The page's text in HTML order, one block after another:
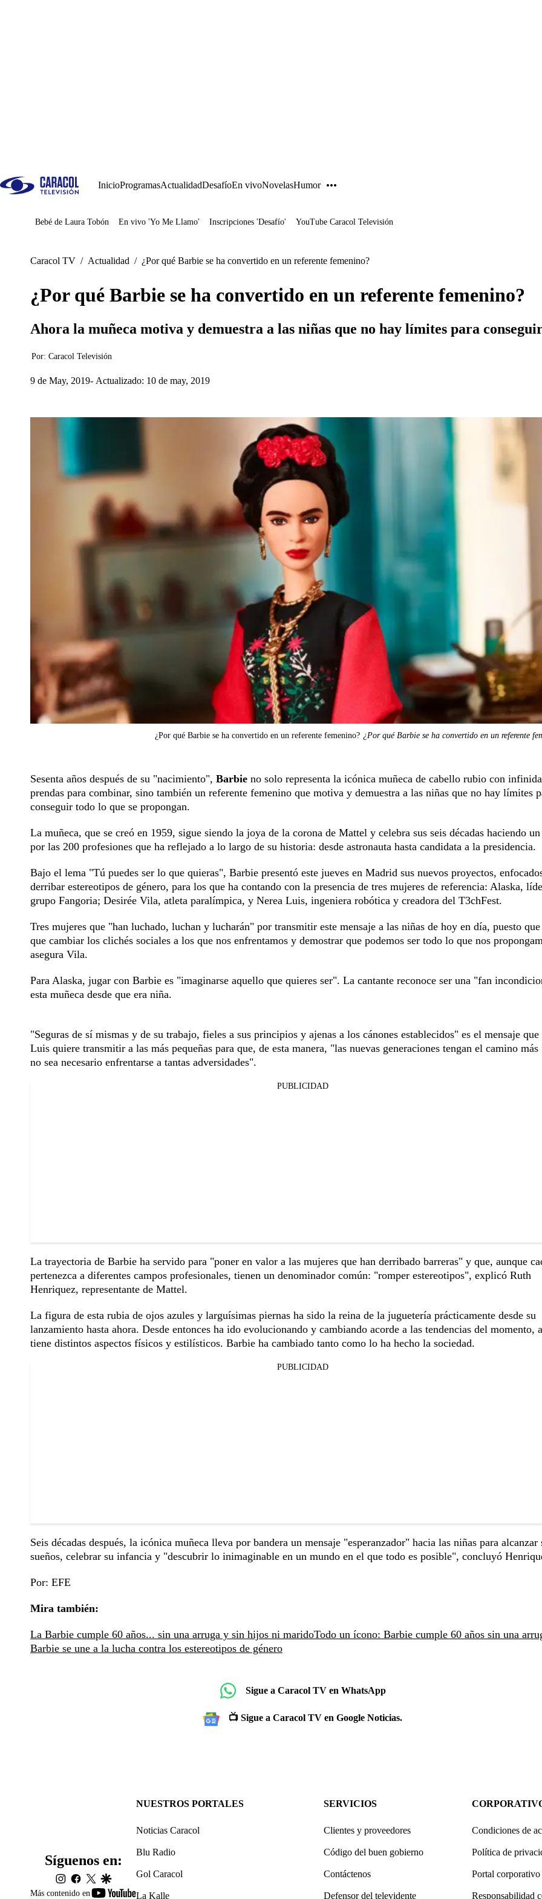
InicioProgramasActualidadDesafíoEn vivoNovelasHumor
Juegos
Bebé de Laura Tobón En vivo 'Yo Me Llamo' Inscripciones 'Desafío' YouTube Caracol Televisión
Caracol TV / Actualidad / ¿Por qué Barbie se ha convertido en un referente femenino?
¿Por qué Barbie se ha convertido en un referente femenino?
Ahora la muñeca motiva y demuestra a las niñas que no hay límites para
Por: Caracol Televisión
9 de May, 2019 Actualizado: 10 de may, 2019
¿Por qué Barbie se ha convertido en un referente femenino? ¿Por qué Barbie se ha convertido en un referente
Sesenta años después de su "nacimiento", Barbie no solo representa la icónica muñeca de cabello rubio con
prendas para combinar, sino también un referente femenino que motiva y demuestra a las niñas que no hay límites
conseguir todo lo que se propongan.
La muñeca, que se creó en 1959, sigue siendo la joya de la corona de Mattel y celebra sus seis décadas haciendo un
por las 200 profesiones que ha reflejado a lo largo de su historia: desde astronauta hasta candidata a la presidencia.
Bajo el lema "Tú puedes ser lo que quieras", Barbie presentó este jueves en Madrid sus nuevos proyectos,
derribar estereotipos de género, para los que ha contando con la presencia de tres mujeres de referencia: Alaska,
grupo Fangoria; Desirée Vila, atleta paralímpica, y Nerea Luis, ingeniera robótica y creadora del T3chFest.
Tres mujeres que "han luchado, luchan y lucharán" por transmitir este mensaje a las niñas de hoy en día, puesto
que cambiar los clichés sociales a los que nos enfrentamos y demostrar que podemos ser todo lo que nos
asegura Vila.
Para Alaska, jugar con Barbie es "imaginarse aquello que quieres ser". La cantante reconoce ser una "fan
esta muñeca desde que era niña.
"Seguras de sí mismas y de su trabajo, fieles a sus principios y ajenas a los cánones establecidos" es el mensaje que
Luis quiere transmitir a las más pequeñas para que, de esta manera, "las nuevas generaciones tengan el camino
no sea necesario enfrentarse a tantas adversidades".
PUBLICIDAD
La trayectoria de Barbie ha servido para "poner en valor a las mujeres que han derribado barreras" y que, aunque
pertenezca a diferentes campos profesionales, tienen un denominador común: "romper estereotipos", explicó Ruth
Henriquez, representante de Mattel.
La figura de esta rubia de ojos azules y larguísimas piernas ha sido la reina de la juguetería prácticamente desde su
lanzamiento hasta ahora. Desde entonces ha ido evolucionando y cambiando acorde a las tendencias del momento,
tiene distintos aspectos físicos y estilísticos. Barbie ha cambiado tanto como lo ha hecho la sociedad.
PUBLICIDAD
Seis décadas después, la icónica muñeca lleva por bandera un mensaje "esperanzador" hacia las niñas para alcanzar
sueños, celebrar su infancia y "descubrir lo inimaginable en un mundo en el que todo es posible", concluyó
Por: EFE
Mira también:
La Barbie cumple 60 años... sin una arruga y sin hijos ni maridoTodo un ícono: Barbie cumple 60 años sin una
Barbie se une a la lucha contra los estereotipos de género
Sigue a Caracol TV en WhatsApp
📺 Sigue a Caracol TV en Google Noticias.
Más contenido en youtube-
Síguenos en:
instagram
facebook
twittergoogle
NUESTROS PORTALES
Noticias Caracol
Blu Radio
Gol Caracol
La Kalle
SERVICIOS
Clientes y proveedores
Código del buen gobierno
Contáctenos
Defensor del televidente
Condiciones de
Política de
Portal corporativo
Responsabilidad